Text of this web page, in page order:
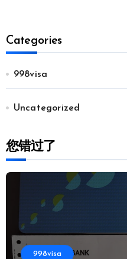
Categories
998visa
Uncategorized
您错过了
998visa